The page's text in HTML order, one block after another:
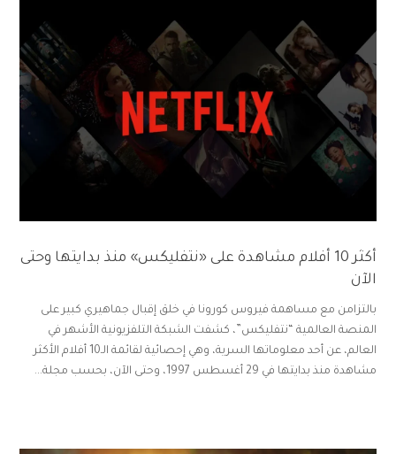
أكثر 10 أفلام مشاهدة على «نتفليكس» منذ بدايتها وحتى
الآن
بالتزامن مع مساهمة فيروس كورونا في خلق إقبال جماهيري كبير على
المنصة العالمية “نتفليكس”، كشفت الشبكة التلفزيونية الأشهر في
العالم، عن أحد معلوماتها السرية، وهي إحصائية لقائمة الـ10 أفلام الأكثر
مشاهدة منذ بدايتها في 29 أغسطس 1997، وحتى الآن، بحسب مجلة...